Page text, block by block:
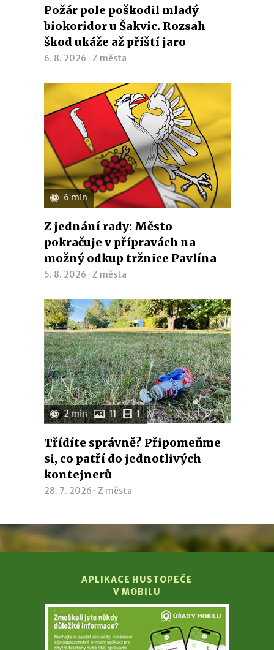
Požár pole poškodil mladý
biokoridor u Šakvic. Rozsah
škod ukáže až příští jaro
6. 8. 2026 · Z města
6 min
Z jednání rady: Město
pokračuje v přípravách na
možný odkup tržnice Pavlína
5. 8. 2026 · Z města
2 min 11 1
Třídíte správně? Připomeňme
si, co patří do jednotlivých
kontejnerů
28. 7. 2026 · Z města
APLIKACE HUSTOPEČE
V MOBILU